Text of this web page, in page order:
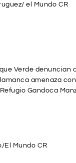
el Mundo CR
Verde denuncian
amenaza con
Gandoca
El Mundo CR